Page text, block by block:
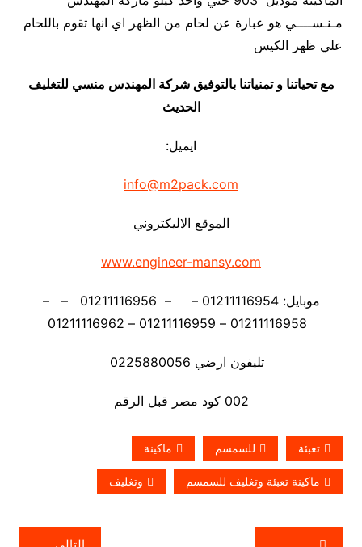
مـنـســــي هو عبارة عن لحام من الظهر اي انها تقوم باللحام
علي ظهر الكيس
مع تحياتنا و تمنياتنا بالتوفيق شركة المهندس منسي للتغليف
الحديث
ايميل:
info@m2pack.com
الموقع الاليكتروني
www.engineer-mansy.com
موبايل: 01211116954 – – 01211116956 – –
تليفون ارضي 0225880056
002 كود مصر قبل الرقم
تعبئة للسمسم ماكينة
ماكينة تعبئة وتغليف للسمسم وتغليف
تصفّح التالي